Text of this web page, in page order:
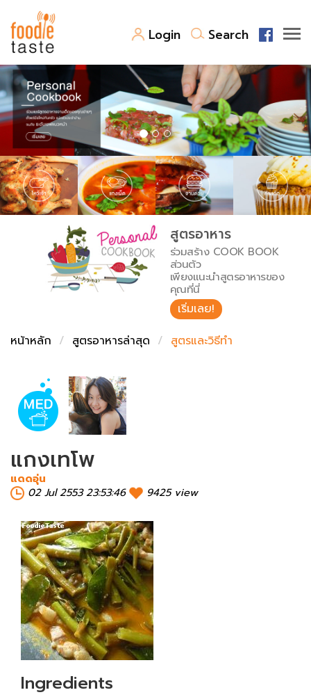
Login Search
สูตรอาหาร
สูตรอาหารล่าสุด
Top Foodie
พาไปชิม
สารพันก้นครัว
เคล็ดลับน่ารู้
เปรียบเทียบหน่วยการตวง
เปรียบเทียบอุณหภูมิ
เปรียบเทียบน้ำหนักวัตถุดิบ
FoodPedia
สร้าง Cookbook
สูตรอาหาร
ร่วมสร้าง COOK BOOK
ส่วนตัว
เพียงแนะนำสูตรอาหารของ
คุณที่นี่
เริ่มเลย!
หน้าหลัก
สูตรอาหารล่าสุด สูตรและวิธีทำ
แกงเทโพ
แดดอุ่น
02 Jul 2553 23:53:46
9425 view
Ingredients